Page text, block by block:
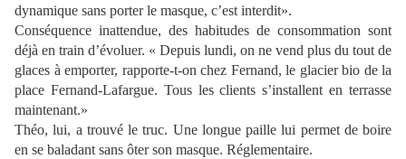
dynamique sans porter le masque, c’est interdit».
Conséquence inattendue, des habitudes de consommation sont
déjà en train d’évoluer. « Depuis lundi, on ne vend plus du tout de
glaces à emporter, rapporte-t-on chez Fernand, le glacier bio de la
place Fernand-Lafargue. Tous les clients s’installent en terrasse
maintenant.»
Théo, lui, a trouvé le truc. Une longue paille lui permet de boire
en se baladant sans ôter son masque. Réglementaire.